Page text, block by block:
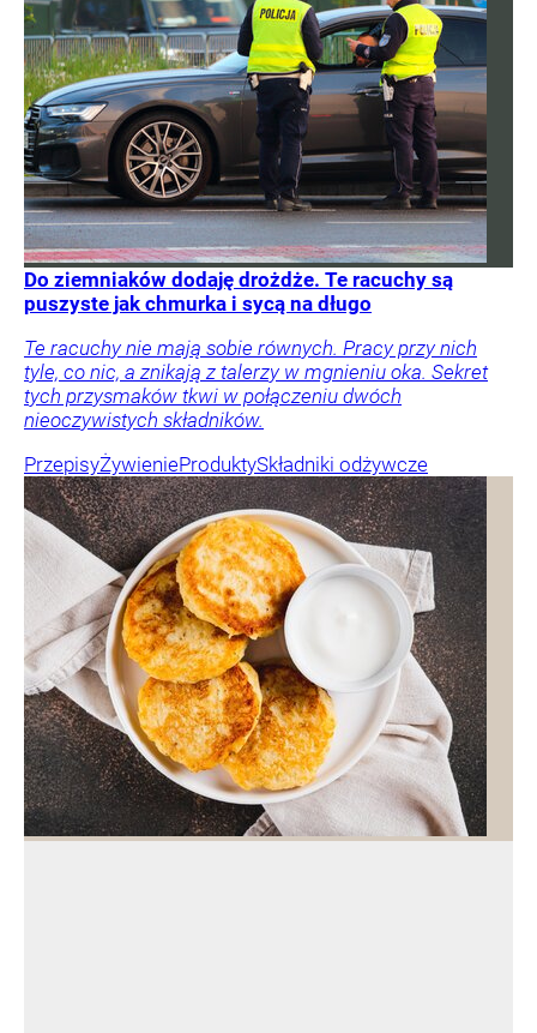
Do ziemniaków dodaję drożdże. Te racuchy są
puszyste jak chmurka i sycą na długo
Te racuchy nie mają sobie równych. Pracy przy nich
tyle, co nic, a znikają z talerzy w mgnieniu oka. Sekret
tych przysmaków tkwi w połączeniu dwóch
nieoczywistych składników.
PrzepisyŻywienieProduktySkładniki odżywcze